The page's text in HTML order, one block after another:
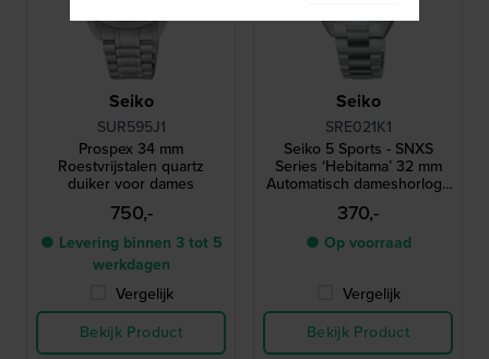
Seiko
SUR595J1
Prospex 34 mm
Roestvrijstalen quartz
duiker voor dames
750,-
● Levering binnen 3 tot 5
werkdagen
Vergelijk
Bekijk Product
Seiko
SRE021K1
Seiko 5 Sports - SNXS
Series ‘Hebitama’ 32 mm
Automatisch dameshorloge
met dag-datum
370,-
● Op voorraad
Vergelijk
Bekijk Product